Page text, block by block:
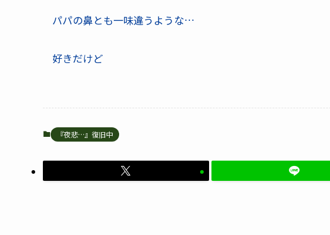
パパの鼻とも一味違うような…
好きだけど
『夜悲…』復旧中